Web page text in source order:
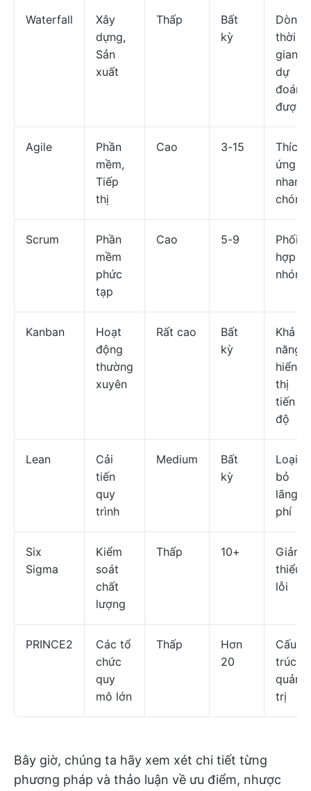
Waterfall
Xây
dựng,
Sản
xuất
Thấp
Bất
kỳ
Dòng
thời
gian
dự
đoán
được
Agile
Phần
mềm,
Tiếp
thị
Cao 3-15
Thích
ứng
nhanh
chóng
Scrum
Phần
mềm
phức
tạp
Cao 5-9
Phối
hợp
nhóm
Kanban
Hoạt
động
thường
xuyên
Rất cao
Bất
kỳ
Khả
năng
hiển
thị
tiến
độ
Lean
Cải
tiến
quy
trình
Medium
Bất
kỳ
Loại
bỏ
lãng
phí
Six
Sigma
Kiểm
soát
chất
lượng
Thấp 10+
Giảm
thiểu
lỗi
PRINCE2
Các tổ
chức
quy
mô lớn
Thấp
Hơn
20
Cấu
trúc
quản
trị
Bây giờ, chúng ta hãy xem xét chi tiết từng
phương pháp và thảo luận về ưu điểm, nhược